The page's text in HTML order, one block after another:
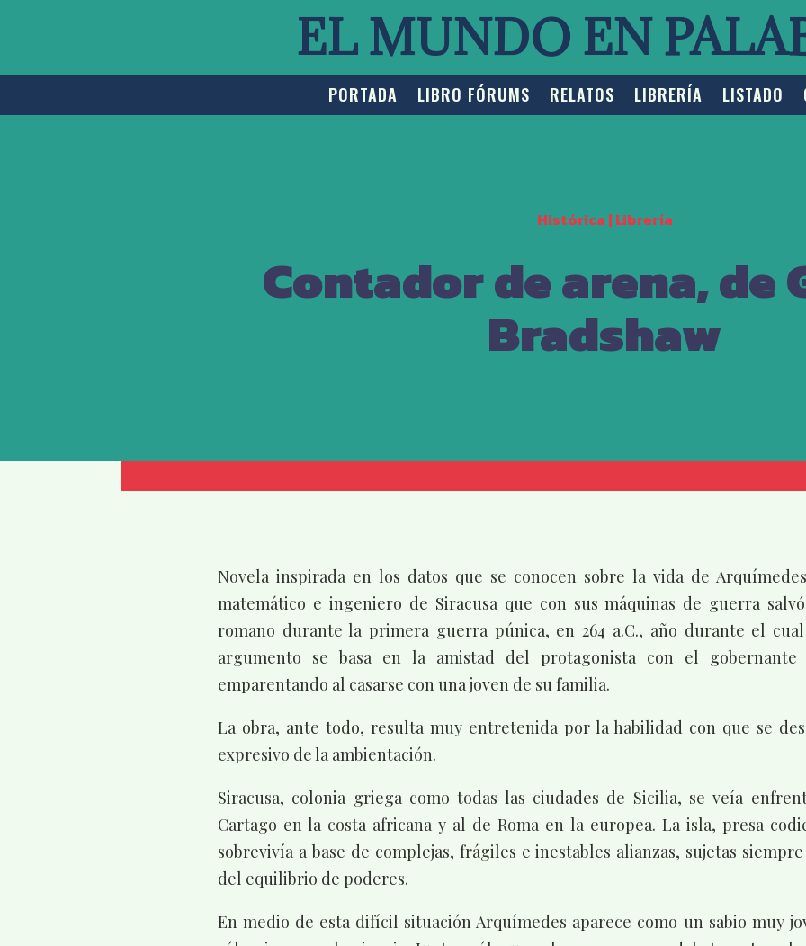
EL MUNDO EN
PORTADA LIBRO FÓRUMS RELATOS LIBRERÍA LISTADO
Histórica | Librería
Contador de arena, de
Bradshaw
Novela inspirada en los datos que se conocen sobre la vida de
matemático e ingeniero de Siracusa que con sus máquinas de guerra
romano durante la primera guerra púnica, en 264 a.C., año durante el
argumento se basa en la amistad del protagonista con el gobernante
emparentando al casarse con una joven de su familia.
La obra, ante todo, resulta muy entretenida por la habilidad con que se
expresivo de la ambientación.
Siracusa, colonia griega como todas las ciudades de Sicilia, se veía
Cartago en la costa africana y al de Roma en la europea. La isla, presa
sobrevivía a base de complejas, frágiles e inestables alianzas, sujetas
del equilibrio de poderes.
En medio de esta difícil situación Arquímedes aparece como un sabio muy